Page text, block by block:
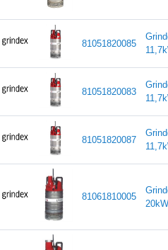
81051820085
81051820083
81051820087
81061810005